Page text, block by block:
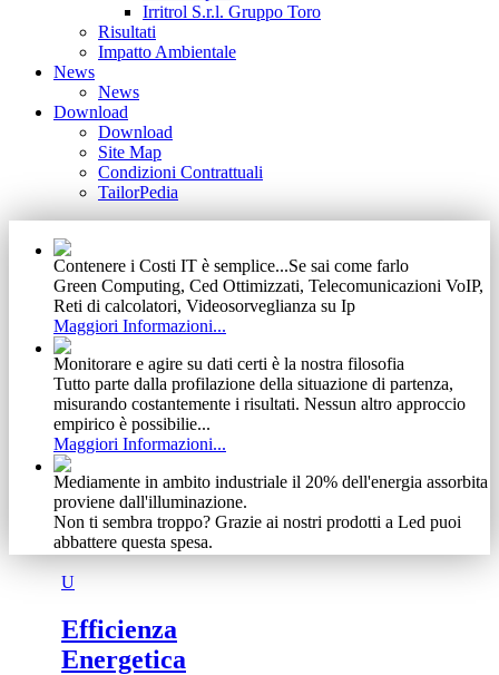
Irritrol S.r.l. Gruppo Toro
Risultati
Impatto Ambientale
News
News
Download
Download
Site Map
Condizioni Contrattuali
TailorPedia
Contenere i Costi IT è semplice...Se sai come farlo
Green Computing, Ced Ottimizzati, Telecomunicazioni VoIP,
Reti di calcolatori, Videosorveglianza su Ip
Maggiori Informazioni...
Monitorare e agire su dati certi è la nostra filosofia
Tutto parte dalla profilazione della situazione di partenza,
misurando costantemente i risultati. Nessun altro approccio
empirico è possibilie...
Maggiori Informazioni...
Mediamente in ambito industriale il 20% dell'energia assorbita
proviene dall'illuminazione.
Non ti sembra troppo? Grazie ai nostri prodotti a Led puoi
abbattere questa spesa.
Se ti abbiamo incuriosito, guarda cosa siamo riusciti ad
ottenere ad investimento zero.
Maggiori Informazioni...
U
Efficienza
Energetica